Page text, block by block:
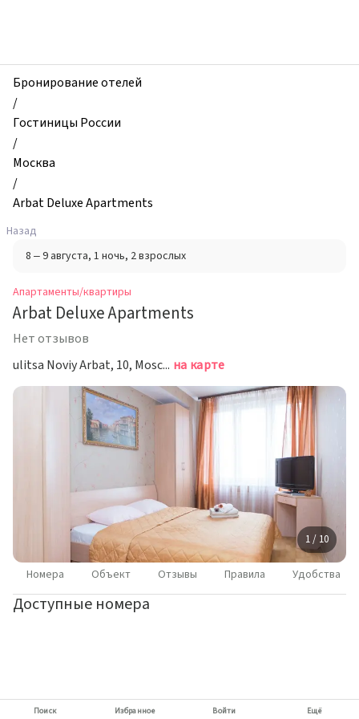
и
квартиры,
Arbat
Deluxe
Apartments,
Москва,
Россия
Бронирование отелей
/
Гостиницы России
/
Москва
/
Arbat Deluxe Apartments
Назад
8 – 9 августа, 1 ночь, 2 взрослых
Апартаменты/квартиры
Arbat Deluxe Apartments
Нет отзывов
ulitsa Noviy Arbat, 10, Moscow, Москва на карте
1 / 10
Номера Объект Отзывы Правила Удобства
Доступные номера
Поиск Избранное Войти Ещё